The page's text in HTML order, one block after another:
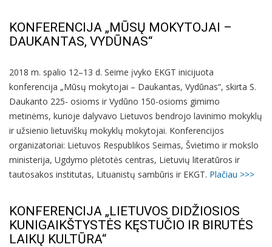
KONFERENCIJA „MŪSŲ MOKYTOJAI –
DAUKANTAS, VYDŪNAS“
2018 m. spalio 12–13 d. Seime įvyko EKGT inicijuota
konferencija „Mūsų mokytojai – Daukantas, Vydūnas“, skirta S.
Daukanto 225- osioms ir Vydūno 150-osioms gimimo
metinėms, kurioje dalyvavo Lietuvos bendrojo lavinimo mokyklų
ir užsienio lietuviškų mokyklų mokytojai. Konferencijos
organizatoriai: Lietuvos Respublikos Seimas, Švietimo ir mokslo
ministerija, Ugdymo plėtotės centras, Lietuvių literatūros ir
tautosakos institutas, Lituanistų sambūris ir EKGT. Plačiau >>>
KONFERENCIJA „LIETUVOS DIDŽIOSIOS
KUNIGAIKŠTYSTĖS KĘSTUČIO IR BIRUTĖS
LAIKŲ KULTŪRA“